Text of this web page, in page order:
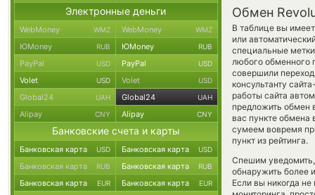
Обмен
В таблице вы
или
специальные
любого обменного
совершили
консультанту
работы сайта
предложить обмен
вас пункте
сумеем вовремя
пункт из рейтинга.
Спешим
обнаружить более
Если вы никогда
Электронные деньги
WebMoney WMZ WebMoney WMZ
ЮMoney RUB ЮMoney RUB
PayPal USD PayPal USD
Volet USD Volet USD
Global24 UAH Global24 UAH
Alipay CNY Alipay CNY
Банковские счета и карты
Банковская карта USD Банковская карта USD
Банковская карта RUB Банковская карта RUB
Банковская карта EUR Банковская карта EUR